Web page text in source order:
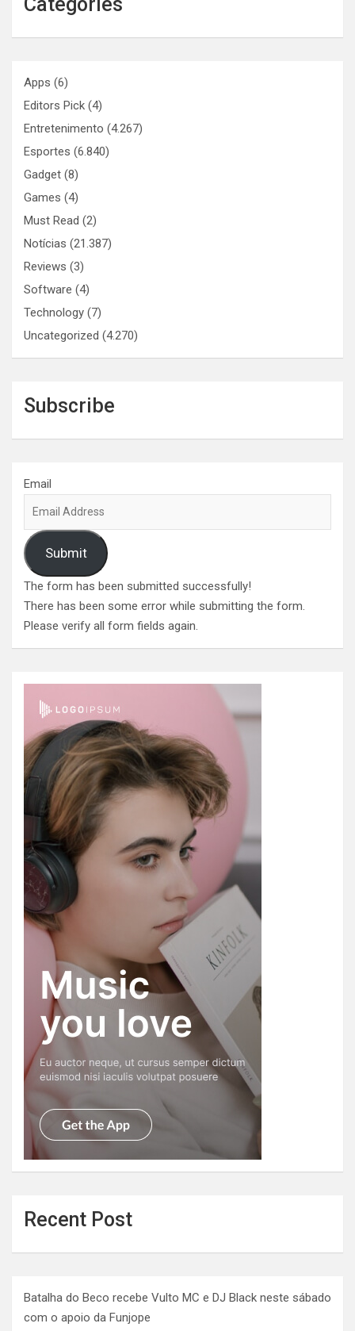
Apps (6)
Editors Pick (4)
Entretenimento (4.267)
Esportes (6.840)
Gadget (8)
Games (4)
Must Read (2)
Notícias (21.387)
Reviews (3)
Software (4)
Technology (7)
Uncategorized (4.270)
Subscribe
Email
Submit
The form has been submitted successfully!
There has been some error while submitting the form.
Please verify all form fields again.
Recent Post
Batalha do Beco recebe Vulto MC e DJ Black neste sábado
com o apoio da Funjope